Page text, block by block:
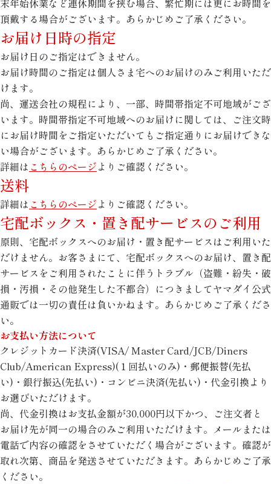
末年始休業など連休期間を挟む場合、繁忙期には更にお時間を
頂戴する場合がございます。あらかじめご了承ください。
お届け日時の指定
お届け日のご指定はできません。
お届け時間のご指定は個人さま宅へのお届けのみご利用いただ
けます。
尚、運送会社の規程により、一部、時間帯指定不可地域がござ
います。時間帯指定不可地域へのお届けに関しては、ご注文時
にお届け時間をご指定いただいてもご指定通りにお届けできな
い場合がございます。あらかじめご了承ください。
詳細は こちらのページよりご確認ください。
送料
詳細は こちらのページよりご確認ください。
宅配ボックス・置き配サービスのご利用
原則、宅配ボックスへのお届け・置き配サービスはご利用いた
だけません。お客さまにて、宅配ボックスへのお届け、置き配
サービスをご利用されたことに伴うトラブル（盗難・紛失・破
損・汚損・その他発生した不都合）につきましてヤマダイ公式
通販では一切の責任は負いかねます。あらかじめご了承くださ
い。
お支払い方法について
クレジットカード決済(VISA/ Master Card/JCB/Diners
Club/American Express)(１回払いのみ)・郵便振替(先払
い)・銀行振込(先払い)・コンビニ決済(先払い)・代金引換より
お選びいただけます。
尚、代金引換はお支払金額が30,000円以下かつ、ご注文者と
お届け先が同一の場合のみご利用いただけます。メールまたは
電話で内容の確認をさせていただく場合がございます。確認が
取れ次第、商品を発送させていただきます。あらかじめご了承
ください。